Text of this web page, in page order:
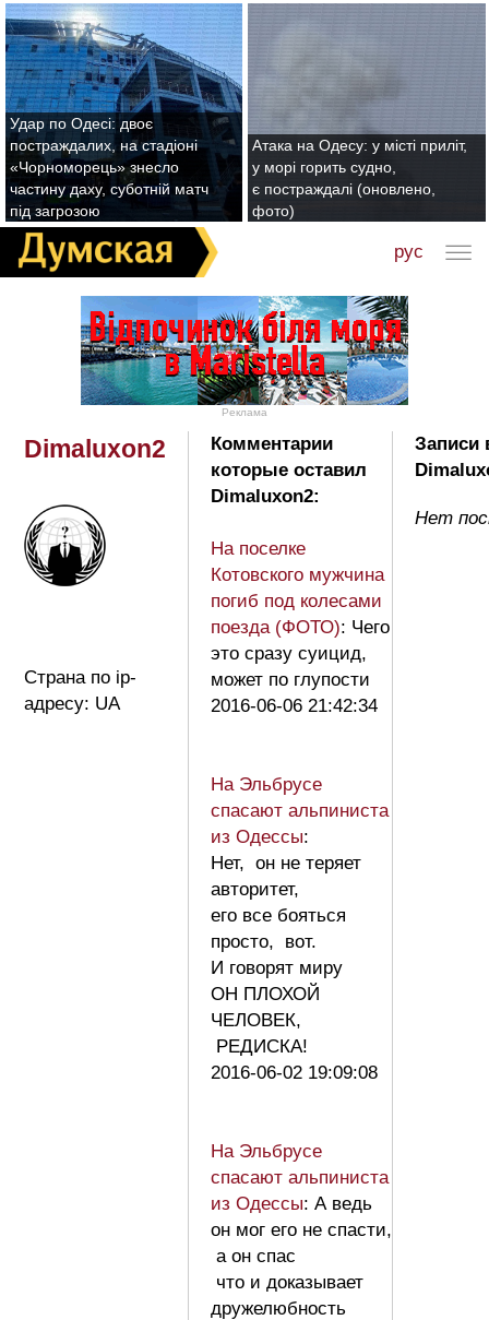
Удар по Одесі: двоє
постраждалих, на стадіоні
«Чорноморець» знесло
частину даху, суботній матч
під загрозою
Атака на Одесу: у місті приліт,
у морі горить судно,
є постраждалі (оновлено,
фото)
рус
Реклама
Dimaluxon2
Страна по ip-
адресу: UA
Комментарии
которые оставил
Dimaluxon2:
На поселке
Котовского мужчина
погиб под колесами
поезда (ФОТО): Чего
это сразу суицид,
может по глупости
2016-06-06 21:42:34
На Эльбрусе
спасают альпиниста
из Одессы:
Нет, он не теряет
авторитет,
его все бояться
просто, вот.
И говорят миру
ОН ПЛОХОЙ
ЧЕЛОВЕК,
РЕДИСКА!
2016-06-02 19:09:08
На Эльбрусе
спасают альпиниста
из Одессы: А ведь
он мог его не спасти,
а он спас
что и доказывает
дружелюбность
Записи
Нет